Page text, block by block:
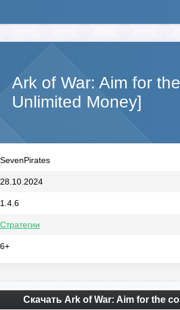
Ark of War: Aim for
Unlimited Money]
SevenPirates
28.10.2024
1.4.6
Стратегии
6+
Скачать Ark of War: Aim for the